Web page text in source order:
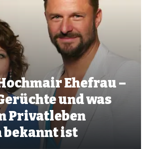
Ehefrau –
und was
Privatleben
ist